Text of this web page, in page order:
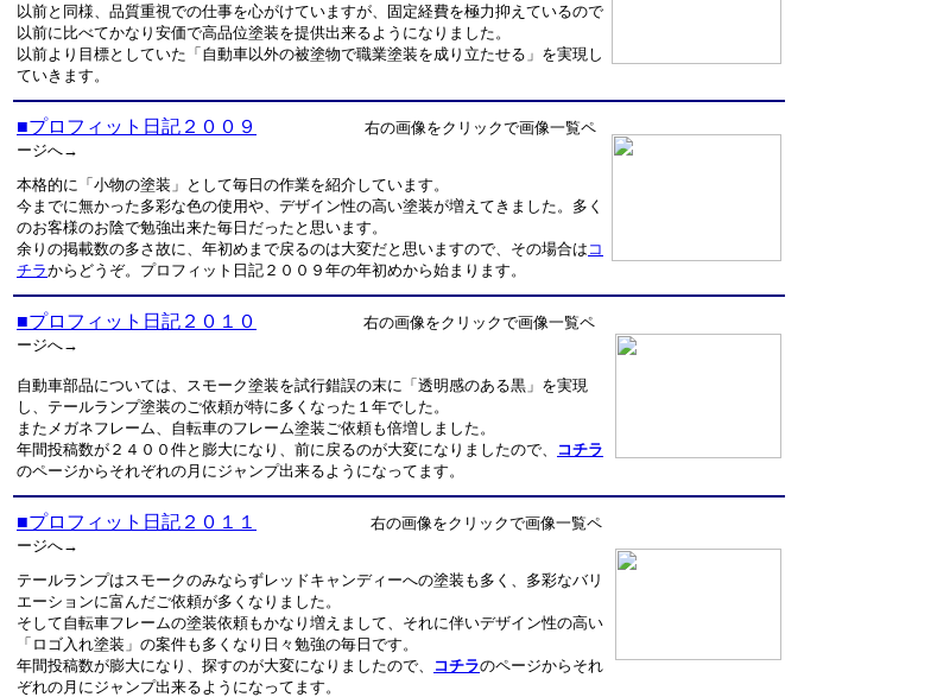
以前と同様、品質重視での仕事を心がけていますが、固定経費を極力抑えているので
以前に比べてかなり安価で高品位塗装を提供出来るようになりました。
以前より目標としていた「自動車以外の被塗物で職業塗装を成り立たせる」を実現し
ていきます。
■プロフィット日記２００９
右の画像をクリックで画像一覧ペ
ージへ→
本格的に「小物の塗装」として毎日の作業を紹介しています。
今までに無かった多彩な色の使用や、デザイン性の高い塗装が増えてきました。多く
のお客様のお陰で勉強出来た毎日だったと思います。
余りの掲載数の多さ故に、年初めまで戻るのは大変だと思いますので、その場合は コ
チラからどうぞ。プロフィット日記２００９年の年初めから始まります。
■プロフィット日記２０１０
右の画像をクリックで画像一覧ペ
ージへ→
自動車部品については、スモーク塗装を試行錯誤の末に「透明感のある黒」を実現
し、テールランプ塗装のご依頼が特に多くなった１年でした。
またメガネフレーム、自転車のフレーム塗装ご依頼も倍増しました。
年間投稿数が２４００件と膨大になり、前に戻るのが大変になりましたので、
コチラ
のページからそれぞれの月にジャンプ出来るようになってます。
■プロフィット日記２０１１
右の画像をクリックで画像一覧ペ
ージへ→
テールランプはスモークのみならずレッドキャンディーへの塗装も多く、多彩なバリ
エーションに富んだご依頼が多くなりました。
そして自転車フレームの塗装依頼もかなり増えまして、それに伴いデザイン性の高い
「ロゴ入れ塗装」の案件も多くなり日々勉強の毎日です。
年間投稿数が膨大になり、探すのが大変になりましたので、
コチラのページからそれ
ぞれの月にジャンプ出来るようになってます。